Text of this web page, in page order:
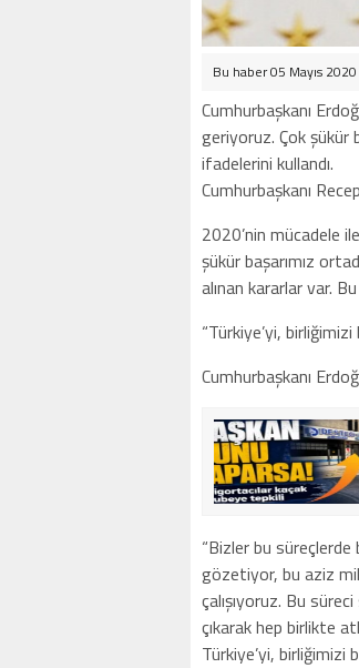
Bu haber 05 Mayıs
Cumhurbaşkanı
geriyoruz. Çok şükür
ifadelerini kullandı.
Cumhurbaşkanı
2020’nin mücadele
şükür başarımız
alınan kararlar var.
“Türkiye’yi,
Cumhurbaşkanı
“Bizler bu süreçlerde
gözetiyor, bu aziz
çalışıyoruz. Bu
çıkarak hep birlikte
Türkiye’yi, birliğimizi